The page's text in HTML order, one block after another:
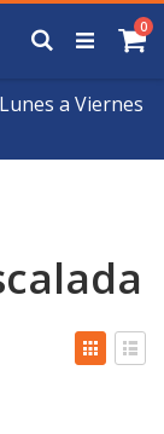
a Viernes
0
Buscar
Ver
como